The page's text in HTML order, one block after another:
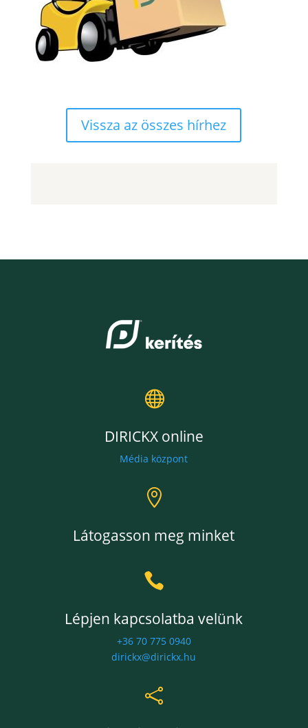
Vissza az összes hírhez

DIRICKX online
Média központ

Látogasson meg minket

Lépjen kapcsolatba velünk
+36 70 775 0940
dirickx@dirickx.hu
